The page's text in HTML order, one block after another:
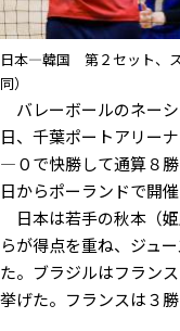
日本―韓国 第２セット、
同）
バレーボールのネー
日、千葉ポートアリー
―０で快勝して通算８
日からポーランドで開
日本は若手の秋本（姫
らが得点を重ね、ジュ
た。ブラジルはフラン
挙げた。フランスは３勝